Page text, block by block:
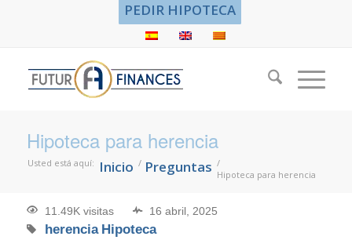
PEDIR HIPOTECA
Hipoteca para herencia
Usted está aquí: Inicio / Preguntas /
Hipoteca para herencia
11.49K visitas 16 abril, 2025
herencia Hipoteca